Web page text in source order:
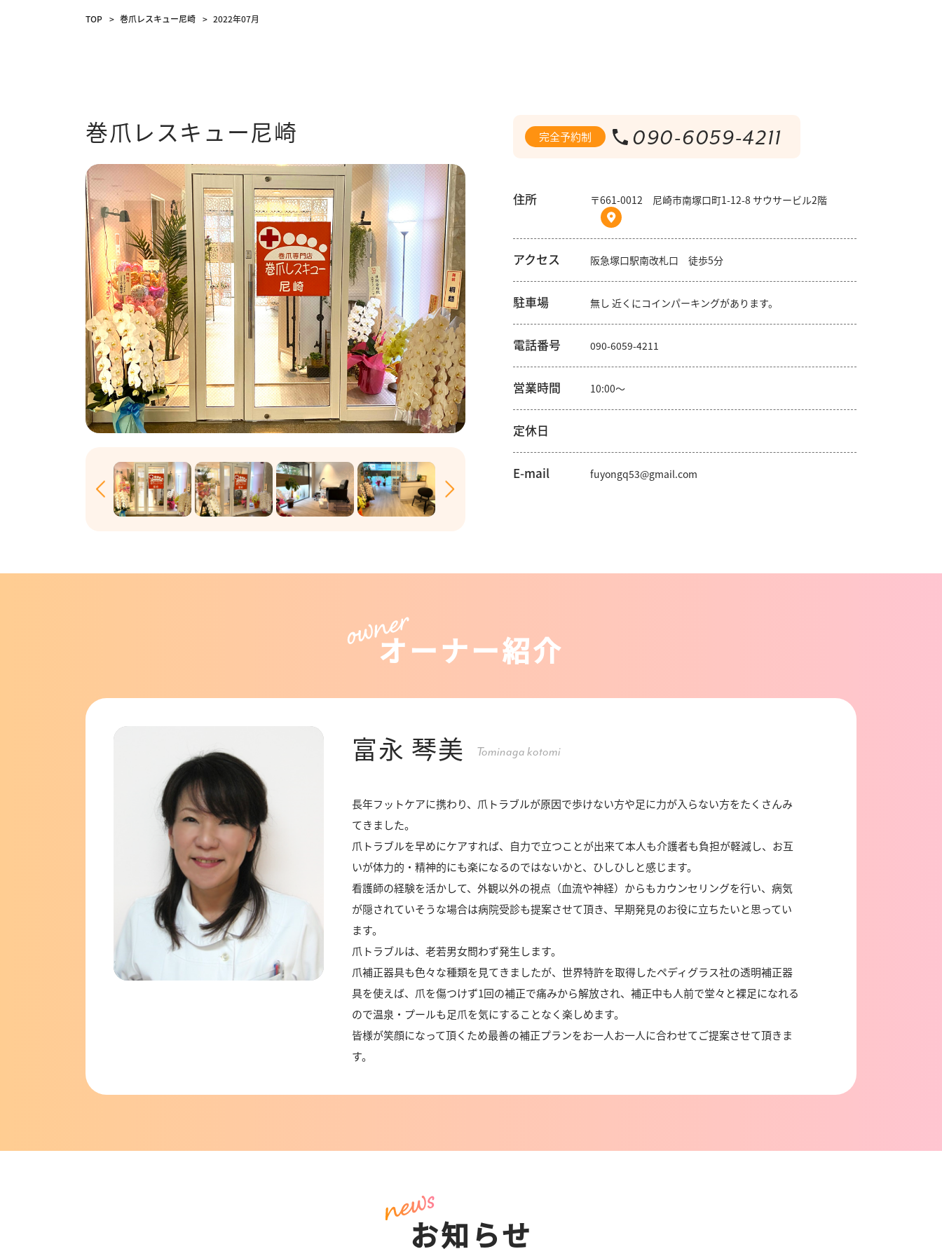
TOP 巻爪レスキュー尼崎 2022年07月
巻爪レスキュー尼崎 完全予約制 090-6059-4211
住所 〒661-0012 尼崎市南塚口町1-12-8 サウサービル2階
アクセス 阪急塚口駅南改札口 徒歩5分
駐車場 無し 近くにコインパーキングがあります。
電話番号 090-6059-4211
営業時間 10:00〜
定休日
E-mail fuyongq53@gmail.com
オーナー紹介
富永 琴美 Tominaga kotomi
長年フットケアに携わり、爪トラブルが原因で歩けない方や足に力が入らない方をたくさんみ
てきました。
爪トラブルを早めにケアすれば、自力で立つことが出来て本人も介護者も負担が軽減し、お互
いが体力的・精神的にも楽になるのではないかと、ひしひしと感じます。
看護師の経験を活かして、外観以外の視点（血流や神経）からもカウンセリングを行い、病気
が隠されていそうな場合は病院受診も提案させて頂き、早期発見のお役に立ちたいと思ってい
ます。
爪トラブルは、老若男女問わず発生します。
爪補正器具も色々な種類を見てきましたが、世界特許を取得したペディグラス社の透明補正器
具を使えば、爪を傷つけず1回の補正で痛みから解放され、補正中も人前で堂々と裸足になれる
ので温泉・プールも足爪を気にすることなく楽しめます。
皆様が笑顔になって頂くため最善の補正プランをお一人お一人に合わせてご提案させて頂きま
す。
お知らせ